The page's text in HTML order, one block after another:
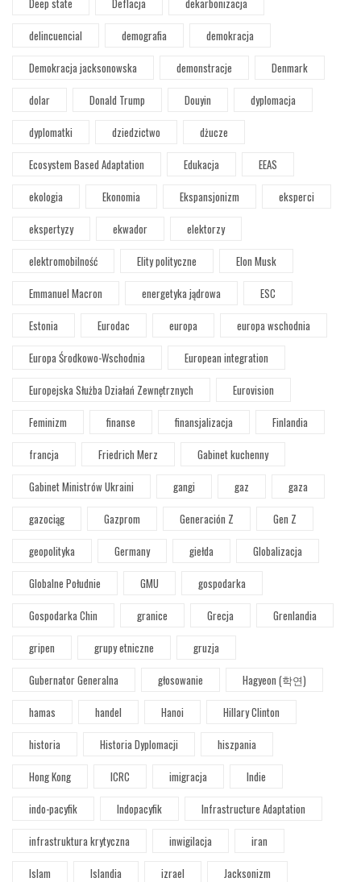
delincuencial
demografia
demokracja
Demokracja jacksonowska
demonstracje
Denmark
dolar
Donald Trump Douyin
dyplomacja
dyplomatki
dziedzictwo
dżucze
Ecosystem Based Adaptation
Edukacja
EEAS
ekologia
Ekonomia Ekspansjonizm
eksperci
ekspertyzy
ekwador
elektorzy
elektromobilność
Elity polityczne
Elon Musk
Emmanuel Macron
energetyka jądrowa
ESC
Estonia
Eurodac europa
europa wschodnia
Europa Środkowo-Wschodnia
European integration
Europejska Służba Działań Zewnętrznych
Eurovision
Feminizm
finanse finansjalizacja
Finlandia
francja
Friedrich Merz
Gabinet kuchenny
Gabinet Ministrów Ukraini
gangi gaz
gaza
gazociąg
Gazprom Generación Z
Gen Z
geopolityka
Germany giełda
Globalizacja
Globalne Południe
GMU
gospodarka
Gospodarka Chin
granice Grecja
Grenlandia
gripen
grupy etniczne
gruzja
Gubernator Generalna
głosowanie
Hagyeon (학연)
hamas
handel Hanoi
Hillary Clinton
historia
Historia Dyplomacji
hiszpania
Hong Kong
ICRC imigracja
Indie
indo-pacyfik
Indopacyfik
Infrastructure Adaptation
infrastruktura krytyczna
inwigilacja
iran
Islam
Islandia izrael
Jacksonizm